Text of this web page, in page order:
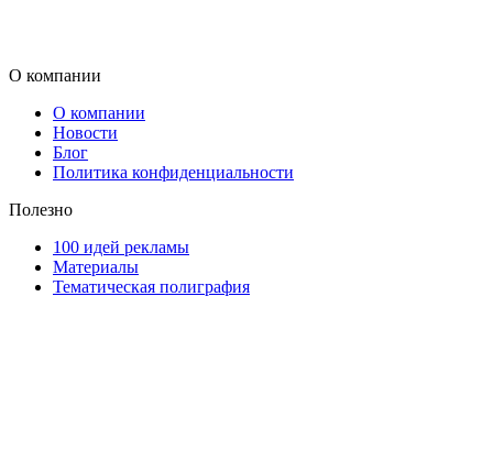
О компании
О компании
Новости
Блог
Политика конфиденциальности
Полезно
100 идей рекламы
Материалы
Тематическая полиграфия